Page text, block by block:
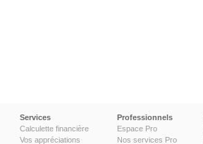
Services
Calculette financière
Vos appréciations
Professionnels
Espace Pro
Nos services Pro